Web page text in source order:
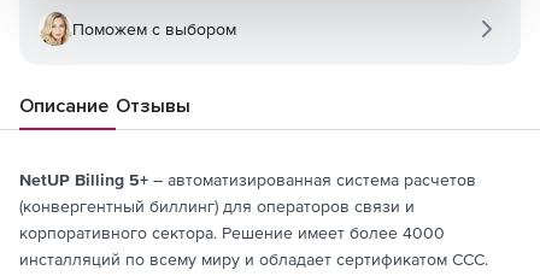
Поможем с выбором
Описание Отзывы
NetUP Billing 5+ – автоматизированная система расчетов
(конвергентный биллинг) для операторов связи и
корпоративного сектора. Решение имеет более 4000
инсталляций по всему миру и обладает сертификатом ССС.